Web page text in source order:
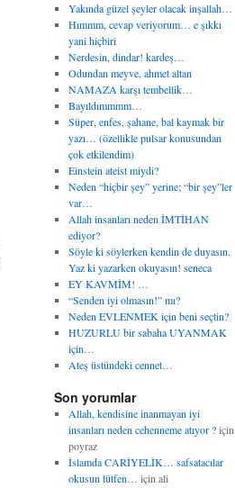
Yakında güzel şeyler olacak inşallah…
Hımmm, cevap veriyorum… e şıkkı
yani hiçbiri
Nerdesin, dindar! kardeş…
Odundan meyve, ahmet altan
NAMAZA karşı tembellik…
Bayıldımmmm…
Süper, enfes, şahane, bal kaymak bir
yazı… (özellikle pulsar konusundan
çok etkilendim)
Einstein ateist miydi?
Neden “hiçbir şey” yerine; “bir şey”ler
var…
Allah insanları neden İMTİHAN
ediyor?
Söyle ki söylerken kendin de duyasın.
Yaz ki yazarken okuyasın! seneca
EY KAVMİM! …
“Senden iyi olmasın!” mı?
Neden EVLENMEK için beni seçtin?
HUZURLU bir sabaha UYANMAK
için…
Ateş üstündeki cennet…
Son yorumlar
Allah, kendisine inanmayan iyi
insanları neden cehenneme atıyor ?için
poyraz
İslamda CARİYELİK… safsatacılar
okusun lütfen… için ali